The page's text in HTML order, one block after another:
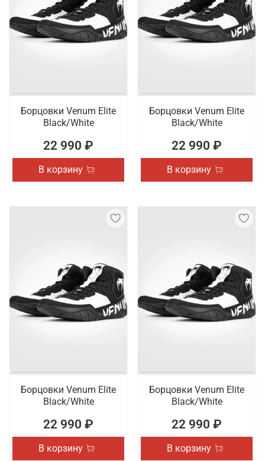
Борцовки Venum Elite
Black/White
22 990 ₽
В корзину
Борцовки Venum Elite
Black/White
22 990 ₽
В корзину
Борцовки Venum Elite
Black/White
22 990 ₽
В корзину
Борцовки Venum Elite
Black/White
22 990 ₽
В корзину